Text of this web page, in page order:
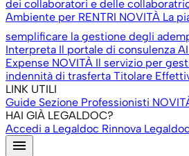
dei collaboratori e delle
Ambiente per RENTRI NOVITÀ La
semplificare la gestione degli
Interpreta Il portale di consulenza
Expense NOVITÀ Il servizio per
indennità di trasferta Titolare
LINK UTILI
Guide Sezione Professionisti
HAI GIÀ LEGALDOC?
Accedi a Legaldoc Rinnova Legaldoc
menu